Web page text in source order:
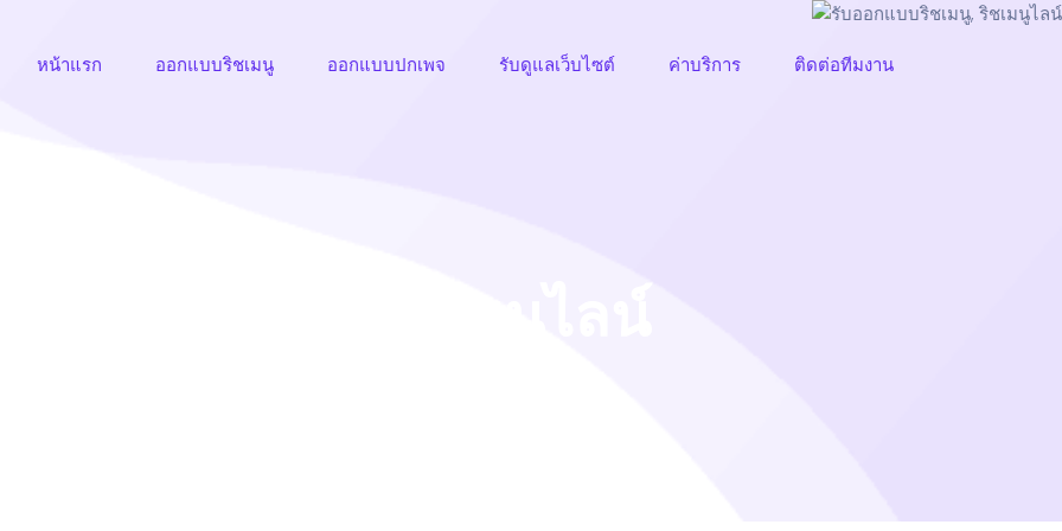
หน้าแรก ออกแบบริชเมนู ออกแบบปกเพจ รับดูแลเว็บไซต์ ค่าบริการ ติดต่อทีมงาน